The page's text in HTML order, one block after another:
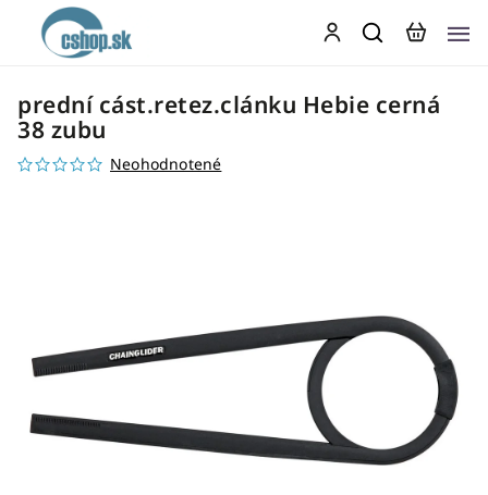
prední cást.retez.clánku Hebie cerná
38 zubu
Neohodnotené